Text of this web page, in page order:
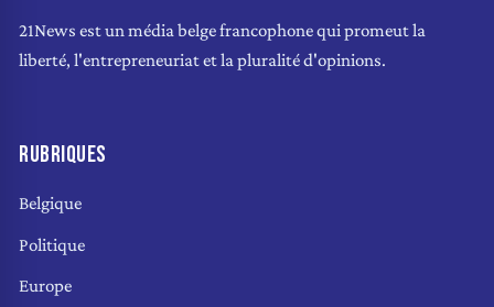
21News est un média belge francophone qui promeut la
liberté, l'entrepreneuriat et la pluralité d'opinions.
RUBRIQUES
Belgique
Politique
Europe